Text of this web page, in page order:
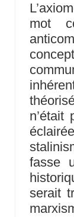
mot
n’était
fasse
serait